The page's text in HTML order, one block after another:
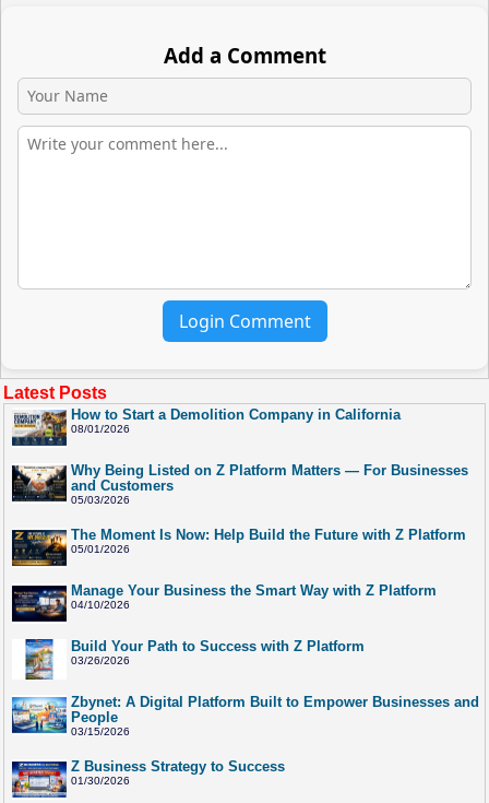
Add a Comment
Login Comment
Latest Posts
How to Start a Demolition Company in California
08/01/2026
Why Being Listed on Z Platform Matters — For Businesses
and Customers
05/03/2026
The Moment Is Now: Help Build the Future with Z Platform
05/01/2026
Manage Your Business the Smart Way with Z Platform
04/10/2026
Build Your Path to Success with Z Platform
03/26/2026
Zbynet: A Digital Platform Built to Empower Businesses and
People
03/15/2026
Z Business Strategy to Success
01/30/2026